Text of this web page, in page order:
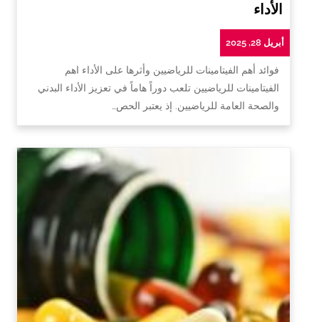
الأداء
أبريل 28, 2025
فوائد أهم الفيتامينات للرياضيين وأثرها على الأداء اهم
الفيتامينات للرياضيين تلعب دوراً هاماً في تعزيز الأداء البدني
والصحة العامة للرياضيين. إذ يعتبر الحص…